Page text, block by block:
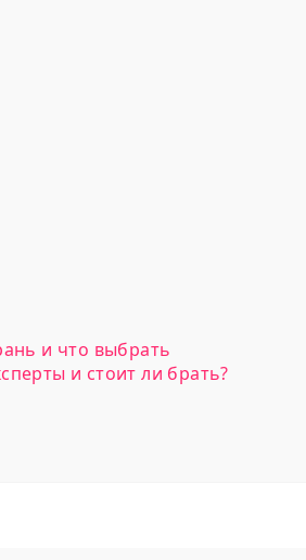
и что выбрать
и стоит ли брать?